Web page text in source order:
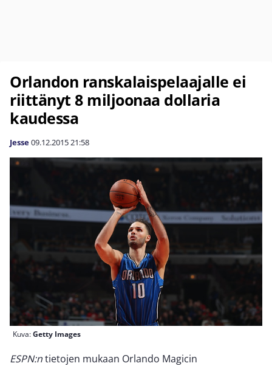
Orlandon ranskalaispelaajalle ei
riittänyt 8 miljoonaa dollaria
kaudessa
Jesse09.12.201521:58
Kuva:Getty Images
ESPN:ntietojen mukaan Orlando Magicin